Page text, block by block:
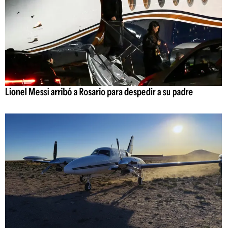
Lionel Messi arribó a Rosario para despedir a su padre